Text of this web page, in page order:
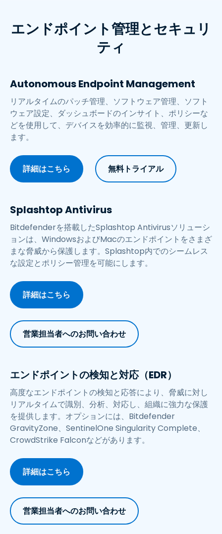
エンドポイント管理とセキュリ
ティ
Autonomous Endpoint Management
リアルタイムのパッチ管理、ソフトウェア管理、ソフト
ウェア設定、ダッシュボードのインサイト、ポリシーな
どを使用して、デバイスを効率的に監視、管理、更新し
ます。
詳細はこちら 無料トライアル
Splashtop Antivirus
Bitdefenderを搭載したSplashtop Antivirusソリューシ
ョンは、WindowsおよびMacのエンドポイントをさまざ
まな脅威から保護します。Splashtop内でのシームレス
な設定とポリシー管理を可能にします。
詳細はこちら
営業担当者へのお問い合わせ
エンドポイントの検知と対応（EDR）
高度なエンドポイントの検知と応答により、脅威に対し
リアルタイムで識別、分析、対応し、組織に強力な保護
を提供します。オプションには、Bitdefender
GravityZone、SentinelOne Singularity Complete、
CrowdStrike Falconなどがあります。
詳細はこちら
営業担当者へのお問い合わせ